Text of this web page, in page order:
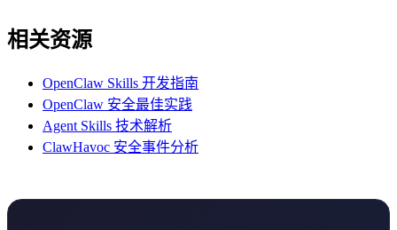
相关资源
OpenClaw Skills 开发指南
OpenClaw 安全最佳实践
Agent Skills 技术解析
ClawHavoc 安全事件分析